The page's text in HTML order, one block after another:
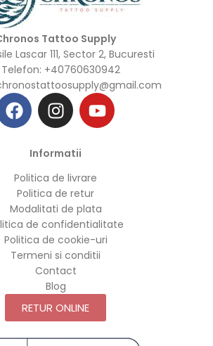
Tattoo Supply
Lascar 111, Sector 2, Bucuresti
Telefon: +40760630942
Informatii
Politica de livrare
Politica de retur
Modalitati de plata
de confidentialitate
Politica de cookie-uri
Termeni si conditii
Contact
Blog
RETUR ONLINE